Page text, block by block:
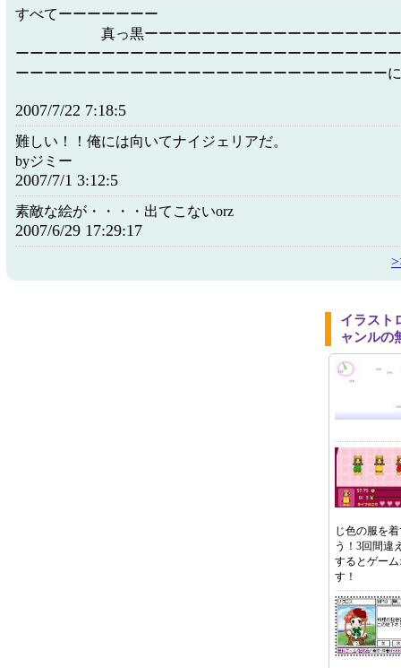
すべてーーーーーーー
真っ黒ーーーーーーーーーーーーーーーーーー
ーーーーーーーーーーーーーーーーーーーーーーーーーー
ーーーーーーーーーーーーーーーーーーーーーーーーーー
2007/7/22 7:18:5
難しい！！俺には向いてナイジェリアだ。
byジミー
2007/7/1 3:12:5
素敵な絵が・・・・出てこないorz
2007/6/29 17:29:17
イラスト
ャンルの
じ色の服を
う！3回間違
するとゲー
す！